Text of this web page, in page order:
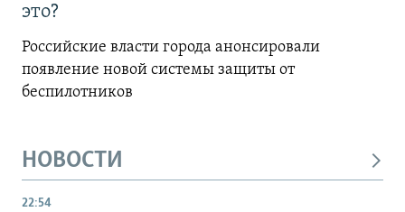
это?
Российские власти города анонсировали
появление новой системы защиты от
беспилотников
НОВОСТИ
22:54